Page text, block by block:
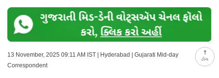
ટોચ
13 November, 2025 09:11 AM IST | Hyderabad | Gujarati Mid-day
Correspondent